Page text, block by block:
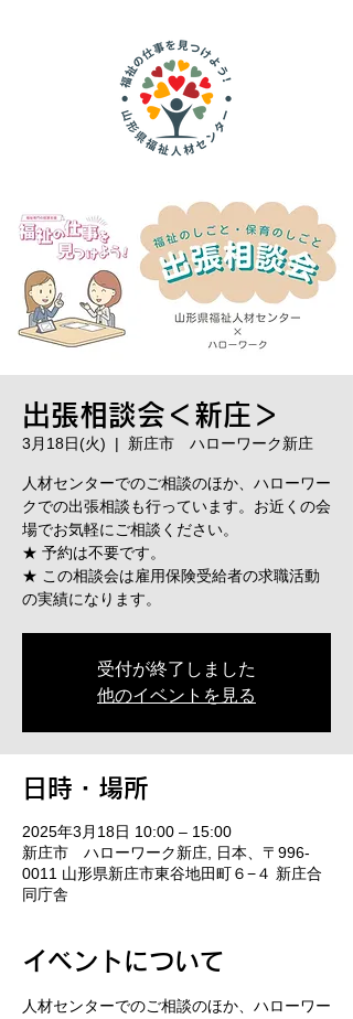
出張相談会＜新庄＞
3月18日(火)
  |
新庄市 ハローワーク新庄
人材センターでのご相談のほか、ハローワー
クでの出張相談も行っています。お近くの会
場でお気軽にご相談ください。
★ 予約は不要です。
★ この相談会は雇用保険受給者の求職活動
の実績になります。
受付が終了しました
他のイベントを見る
日時・場所
2025年3月18日 10:00 – 15:00
新庄市 ハローワーク新庄, 日本、〒996-
0011 山形県新庄市東谷地田町６−４ 新庄合
同庁舎
イベントについて
人材センターでのご相談のほか、ハローワー